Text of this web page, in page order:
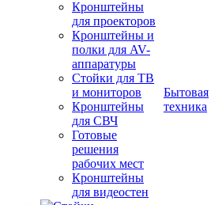
Кронштейны
для проекторов
Кронштейны и
полки для AV-
аппаратуры
Стойки для ТВ
и мониторов
Кронштейны
для СВЧ
Готовые
решения
рабочих мест
Кронштейны
для видеостен
Бытовая
техника